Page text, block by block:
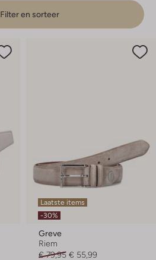
Filter en sorteer
Laatste items
-30%
Greve
Riem
€ 79,95 € 55,99